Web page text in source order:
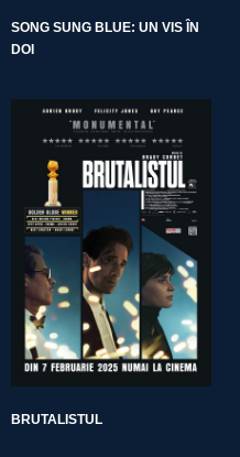
SONG SUNG BLUE: UN VIS ÎN
DOI
BRUTALISTUL